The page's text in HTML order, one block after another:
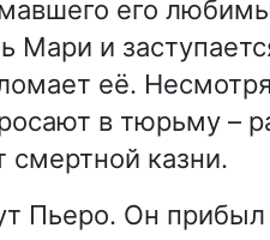
его
Мари и
её.
в тюрьму –
смертной казни.
Пьеро. Он